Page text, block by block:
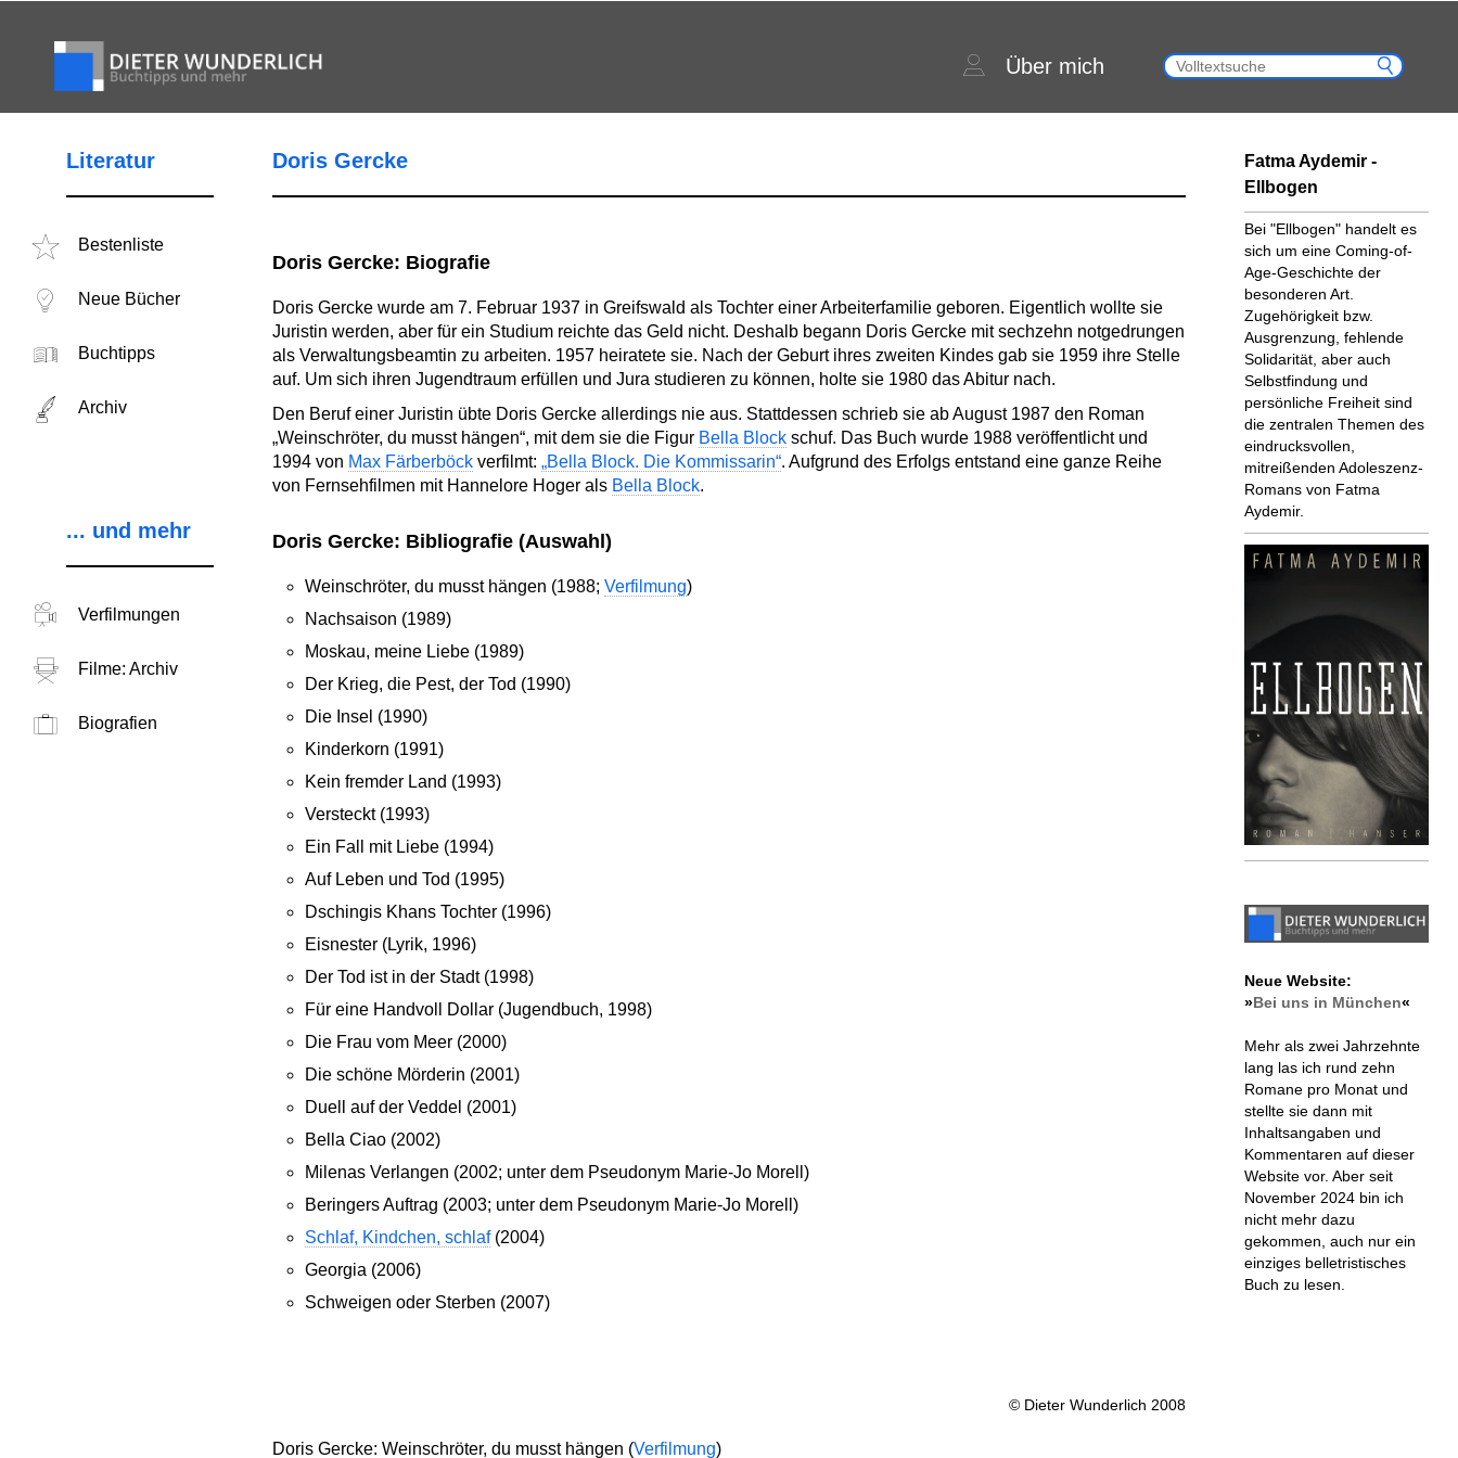
Über mich
Literatur
Bestenliste
Neue Bücher
Buchtipps
Archiv
... und mehr
Verfilmungen
Filme: Archiv
Biografien
Doris Gercke
Doris Gercke: Biografie
Doris Gercke wurde am 7. Februar 1937 in Greifswald als Tochter einer Arbeiterfamilie geboren. Eigentlich wollte sie
Juristin werden, aber für ein Studium reichte das Geld nicht. Deshalb begann Doris Gercke mit sechzehn notgedrungen
als Verwaltungsbeamtin zu arbeiten. 1957 heiratete sie. Nach der Geburt ihres zweiten Kindes gab sie 1959 ihre Stelle
auf. Um sich ihren Jugendtraum erfüllen und Jura studieren zu können, holte sie 1980 das Abitur nach.
Den Beruf einer Juristin übte Doris Gercke allerdings nie aus. Stattdessen schrieb sie ab August 1987 den Roman
„Weinschröter, du musst hängen“, mit dem sie die Figur Bella Blockschuf. Das Buch wurde 1988 veröffentlicht und
1994 von Max Färberböckverfilmt: „Bella Block. Die Kommissarin“. Aufgrund des Erfolgs entstand eine ganze Reihe
von Fernsehfilmen mit Hannelore Hoger als Bella Block.
Doris Gercke: Bibliografie (Auswahl)
Weinschröter, du musst hängen (1988; Verfilmung)
Nachsaison (1989)
Moskau, meine Liebe (1989)
Der Krieg, die Pest, der Tod (1990)
Die Insel (1990)
Kinderkorn (1991)
Kein fremder Land (1993)
Versteckt (1993)
Ein Fall mit Liebe (1994)
Auf Leben und Tod (1995)
Dschingis Khans Tochter (1996)
Eisnester (Lyrik, 1996)
Der Tod ist in der Stadt (1998)
Für eine Handvoll Dollar (Jugendbuch, 1998)
Die Frau vom Meer (2000)
Die schöne Mörderin (2001)
Duell auf der Veddel (2001)
Bella Ciao (2002)
Milenas Verlangen (2002; unter dem Pseudonym Marie-Jo Morell)
Beringers Auftrag (2003; unter dem Pseudonym Marie-Jo Morell)
Schlaf, Kindchen, schlaf(2004)
Georgia (2006)
Schweigen oder Sterben (2007)
© Dieter Wunderlich 2008
Doris Gercke: Weinschröter, du musst hängen (Verfilmung)
Fatma Aydemir -
Ellbogen
Bei "Ellbogen" handelt es
sich um eine Coming-of-
Age-Geschichte der
besonderen Art.
Zugehörigkeit bzw.
Ausgrenzung, fehlende
Solidarität, aber auch
Selbstfindung und
persönliche Freiheit sind
die zentralen Themen des
eindrucksvollen,
mitreißenden Adoleszenz-
Romans von Fatma
Aydemir.
Neue Website:
»Bei uns in München«
Mehr als zwei Jahrzehnte
lang las ich rund zehn
Romane pro Monat und
stellte sie dann mit
Inhaltsangaben und
Kommentaren auf dieser
Website vor. Aber seit
November 2024 bin ich
nicht mehr dazu
gekommen, auch nur ein
einziges belletristisches
Buch zu lesen.